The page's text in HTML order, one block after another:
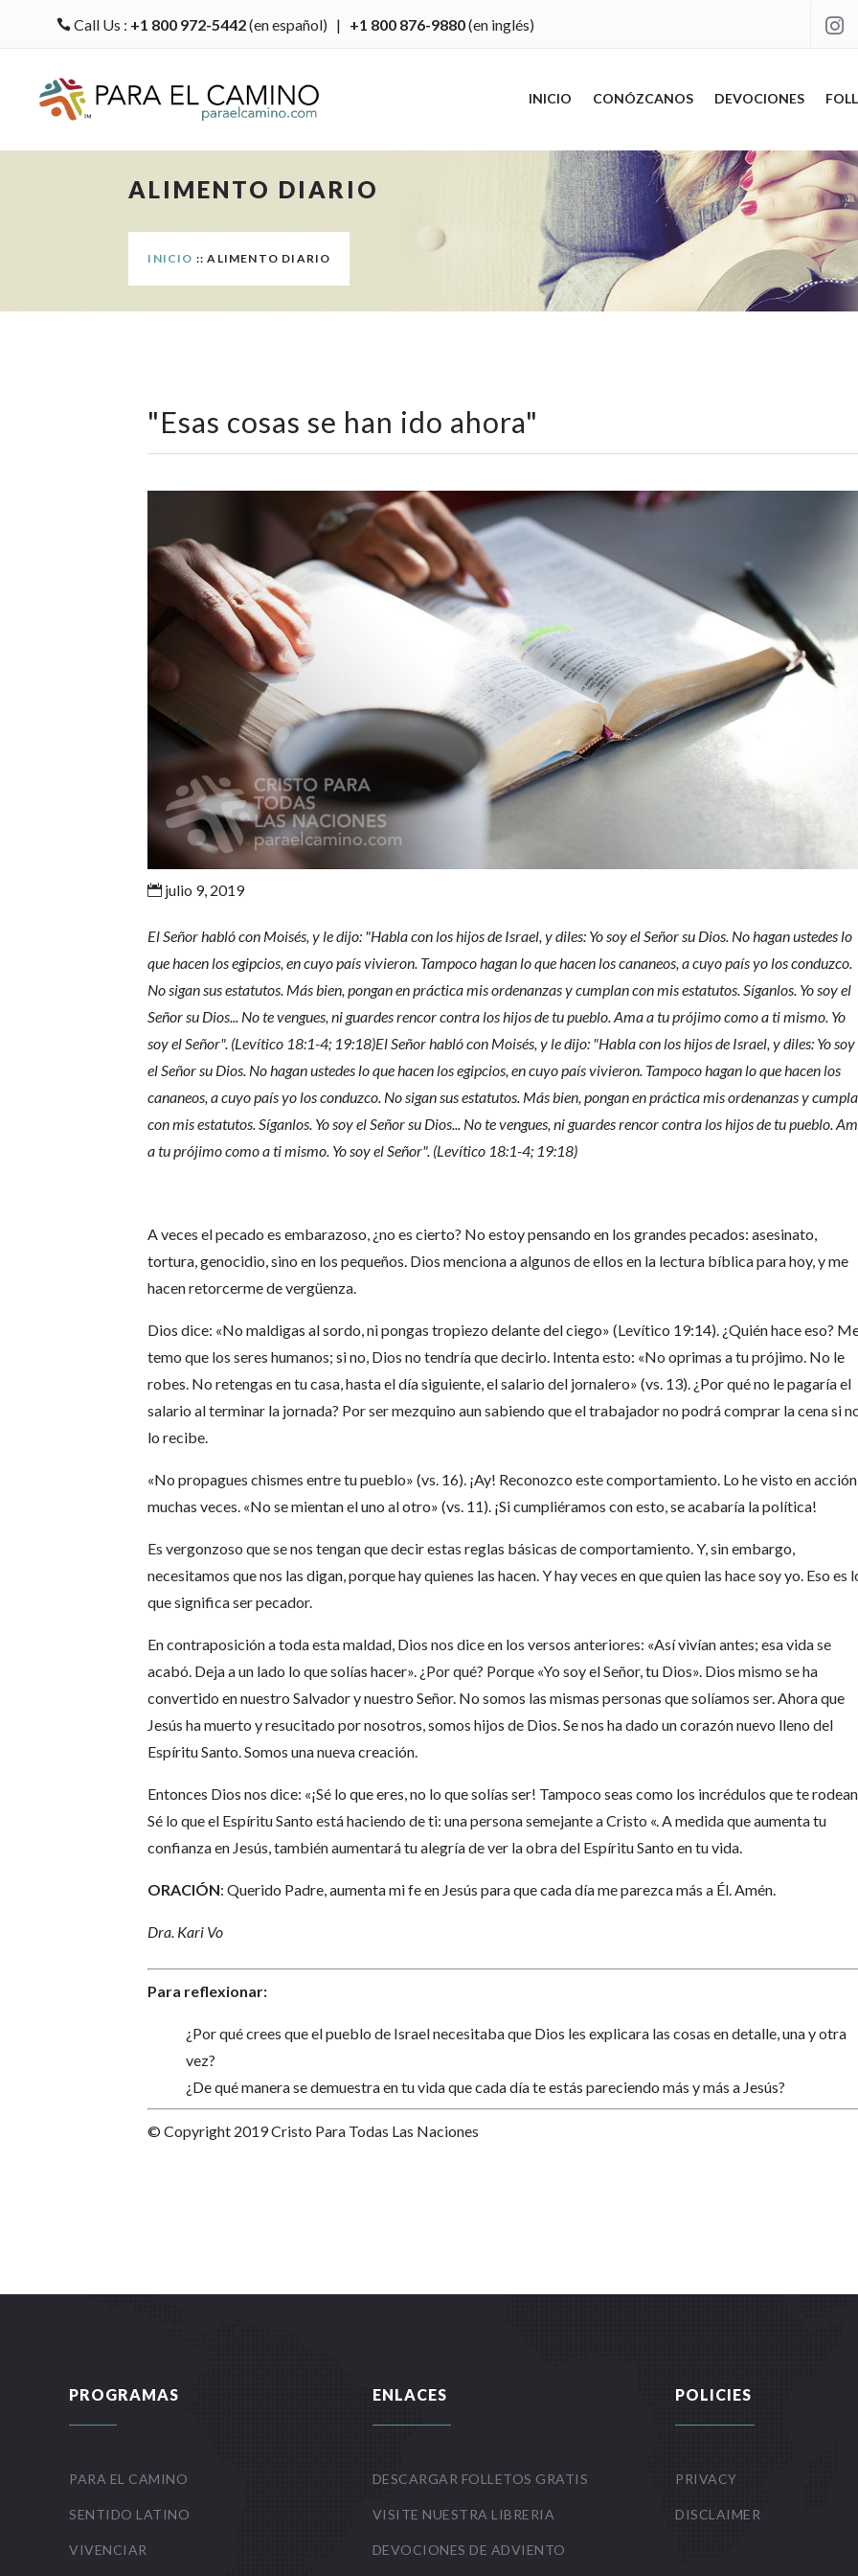
Call Us : +1 800 972-5442(en español) | +1 800 876-9880(en inglés) 
INICIO CONÓZCANOS DEVOCIONES
ALIMENTO DIARIO
INICIO :: ALIMENTO DIARIO
"Esas cosas se han ido ahora"
 julio 9, 2019
El Señor habló con Moisés, y le dijo: "Habla con los hijos de Israel, y diles: Yo soy el Señor su Dios. No hagan ustedes lo
que hacen los egipcios, en cuyo país vivieron. Tampoco hagan lo que hacen los cananeos, a cuyo país yo los conduzco.
No sigan sus estatutos. Más bien, pongan en práctica mis ordenanzas y cumplan con mis estatutos. Síganlos. Yo soy el
Señor su Dios... No te vengues, ni guardes rencor contra los hijos de tu pueblo. Ama a tu prójimo como a ti mismo. Yo
soy el Señor". (Levítico 18:1-4; 19:18)El Señor habló con Moisés, y le dijo: "Habla con los hijos de Israel, y diles: Yo soy
el Señor su Dios. No hagan ustedes lo que hacen los egipcios, en cuyo país vivieron. Tampoco hagan lo que hacen los
cananeos, a cuyo país yo los conduzco. No sigan sus estatutos. Más bien, pongan en práctica mis ordenanzas y
con mis estatutos. Síganlos. Yo soy el Señor su Dios... No te vengues, ni guardes rencor contra los hijos de tu pueblo.
a tu prójimo como a ti mismo. Yo soy el Señor". (Levítico 18:1-4; 19:18)
A veces el pecado es embarazoso, ¿no es cierto? No estoy pensando en los grandes pecados: asesinato,
tortura, genocidio, sino en los pequeños. Dios menciona a algunos de ellos en la lectura bíblica para hoy, y me
hacen retorcerme de vergüenza.
Dios dice: «No maldigas al sordo, ni pongas tropiezo delante del ciego» (Levítico 19:14). ¿Quién hace eso?
temo que los seres humanos; si no, Dios no tendría que decirlo. Intenta esto: «No oprimas a tu prójimo. No le
robes. No retengas en tu casa, hasta el día siguiente, el salario del jornalero» (vs. 13). ¿Por qué no le pagaría el
salario al terminar la jornada? Por ser mezquino aun sabiendo que el trabajador no podrá comprar la cena si
lo recibe.
«No propagues chismes entre tu pueblo» (vs. 16). ¡Ay! Reconozco este comportamiento. Lo he visto en acción
muchas veces. «No se mientan el uno al otro» (vs. 11). ¡Si cumpliéramos con esto, se acabaría la política!
Es vergonzoso que se nos tengan que decir estas reglas básicas de comportamiento. Y, sin embargo,
necesitamos que nos las digan, porque hay quienes las hacen. Y hay veces en que quien las hace soy yo. Eso es
que significa ser pecador.
En contraposición a toda esta maldad, Dios nos dice en los versos anteriores: «Así vivían antes; esa vida se
acabó. Deja a un lado lo que solías hacer». ¿Por qué? Porque «Yo soy el Señor, tu Dios». Dios mismo se ha
convertido en nuestro Salvador y nuestro Señor. No somos las mismas personas que solíamos ser. Ahora que
Jesús ha muerto y resucitado por nosotros, somos hijos de Dios. Se nos ha dado un corazón nuevo lleno del
Espíritu Santo. Somos una nueva creación.
Entonces Dios nos dice: «¡Sé lo que eres, no lo que solías ser! Tampoco seas como los incrédulos que te
Sé lo que el Espíritu Santo está haciendo de ti: una persona semejante a Cristo «. A medida que aumenta tu
confianza en Jesús, también aumentará tu alegría de ver la obra del Espíritu Santo en tu vida.
ORACIÓN: Querido Padre, aumenta mi fe en Jesús para que cada día me parezca más a Él. Amén.
Dra. Kari Vo
Para reflexionar:
¿Por qué crees que el pueblo de Israel necesitaba que Dios les explicara las cosas en detalle, una y otra
vez?
¿De qué manera se demuestra en tu vida que cada día te estás pareciendo más y más a Jesús?
© Copyright 2019 Cristo Para Todas Las Naciones
PROGRAMAS
PARA EL CAMINO
SENTIDO LATINO
VIVENCIAR
ENLACES
DESCARGAR FOLLETOS GRATIS
VISITE NUESTRA LIBRERIA
DEVOCIONES DE ADVIENTO
POLICIES
PRIVACY
DISCLAIMER